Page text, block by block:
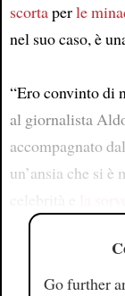
scortaperle
nel suo caso, è
“Ero convinto di
al giornalista
accompagnato
un’ansia che si
Go further